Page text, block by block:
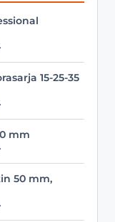
15-25-35
mm
50 mm,